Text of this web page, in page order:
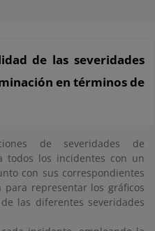
de las severidades
en términos de
de severidades de
todos los incidentes con un
con sus correspondientes
representar los gráficos
las diferentes severidades